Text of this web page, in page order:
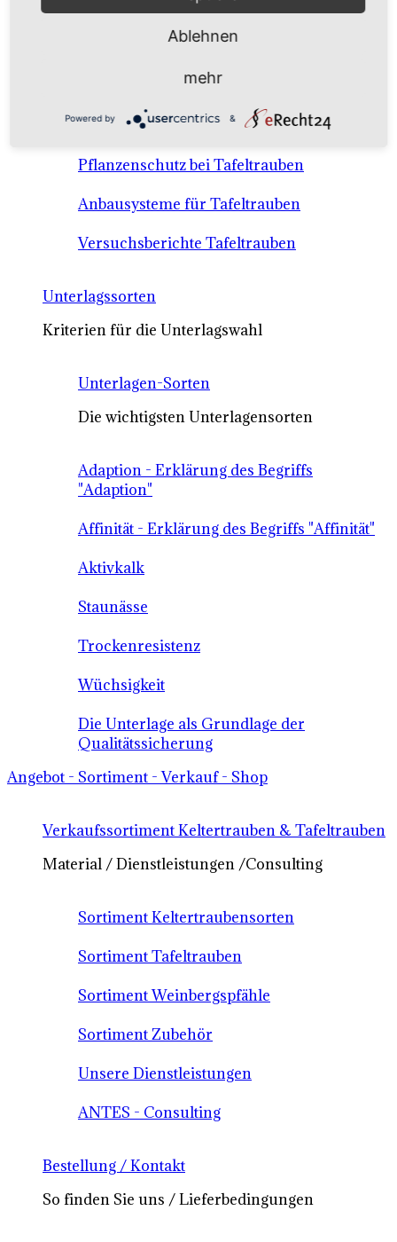
Anbausysteme & Recht
Tafeltrauben A-Z Sortenbeschreibungen
Tafeltraubenanbau - rechtliche
Voraussetzungen
Pflanzenschutz bei Tafeltrauben
Anbausysteme für Tafeltrauben
Versuchsberichte Tafeltrauben
Unterlagssorten
Kriterien für die Unterlagswahl
Unterlagen-Sorten
Die wichtigsten Unterlagensorten
Adaption - Erklärung des Begriffs
"Adaption"
Affinität - Erklärung des Begriffs "Affinität"
Aktivkalk
Staunässe
Trockenresistenz
Wüchsigkeit
Die Unterlage als Grundlage der
Qualitätssicherung
Angebot - Sortiment - Verkauf - Shop
Verkaufssortiment Keltertrauben & Tafeltrauben
Material / Dienstleistungen /Consulting
Sortiment Keltertraubensorten
Sortiment Tafeltrauben
Sortiment Weinbergspfähle
Sortiment Zubehör
Unsere Dienstleistungen
ANTES - Consulting
Bestellung / Kontakt
So finden Sie uns / Lieferbedingungen
Ablehnen
mehr
Powered by &